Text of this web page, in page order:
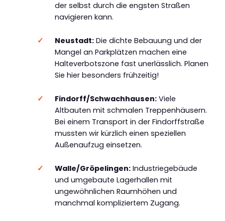
der selbst durch die engsten Straßen
navigieren kann.
Neustadt:Die dichte Bebauung und der
Mangel an Parkplätzen machen eine
Halteverbotszone fast unerlässlich. Planen
Sie hier besonders frühzeitig!
Findorff/Schwachhausen:Viele
Altbauten mit schmalen Treppenhäusern.
Bei einem Transport in der Findorffstraße
mussten wir kürzlich einen speziellen
Außenaufzug einsetzen.
Walle/Gröpelingen:Industriegebäude
und umgebaute Lagerhallen mit
ungewöhnlichen Raumhöhen und
manchmal kompliziertem Zugang.